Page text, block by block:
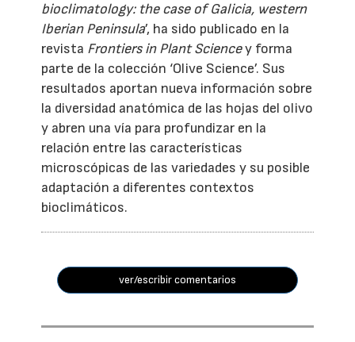
bioclimatology: the case of Galicia, western
Iberian Peninsula’, ha sido publicado en la
revista Frontiers in Plant Sciencey forma
parte de la colección ‘Olive Science’. Sus
resultados aportan nueva información sobre
la diversidad anatómica de las hojas del olivo
y abren una vía para profundizar en la
relación entre las características
microscópicas de las variedades y su posible
adaptación a diferentes contextos
bioclimáticos.
ver/escribir comentarios